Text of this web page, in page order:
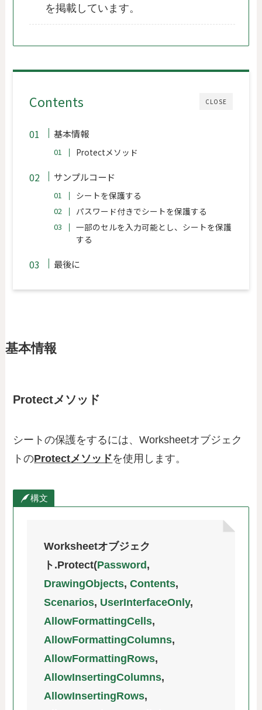
を掲載しています。
CLOSE
Contents
基本情報
Protectメソッド
サンプルコード
シートを保護する
パスワード付きでシートを保護する
一部のセルを入力可能とし、シートを保護
する
最後に
基本情報
Protectメソッド
シートの保護をするには、Worksheetオブジェク
トのProtectメソッドを使用します。
構文
Worksheetオブジェク
ト.Protect(Password ,
DrawingObjects, Contents,
Scenarios, UserInterfaceOnly,
AllowFormattingCells,
AllowFormattingColumns,
AllowFormattingRows,
AllowInsertingColumns,
AllowInsertingRows,